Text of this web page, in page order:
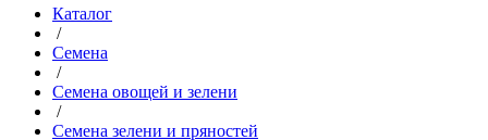
Каталог
/
Семена
/
Семена овощей и зелени
/
Семена зелени и пряностей